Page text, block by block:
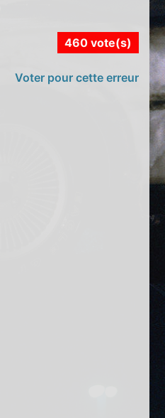
460 vote(s)
Voter pour cette erreur